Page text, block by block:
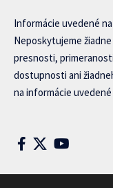
Informácie uvedené
Neposkytujeme
presnosti,
dostupnosti ani
na informácie